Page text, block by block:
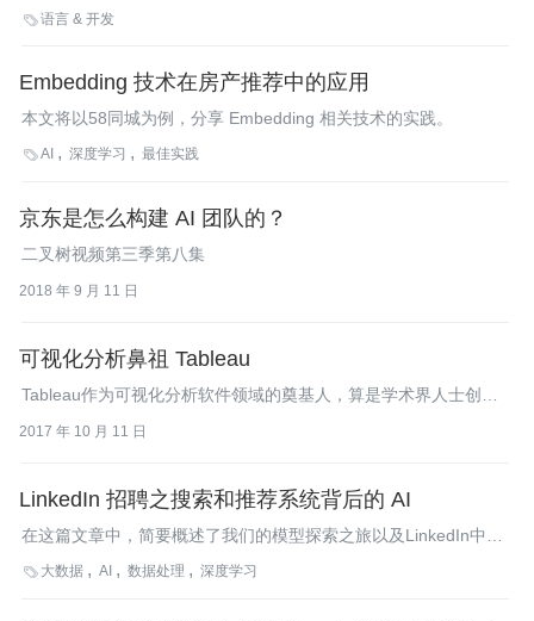
发，现在已经成为LinkedIn的分布式实时数据分析基础设施，支撑
语言 & 开发
Embedding 技术在房产推荐中的应用
本文将以58同城为例，分享 Embedding 相关技术的实践。
AI 深度学习 最佳实践
京东是怎么构建 AI 团队的？
二叉树视频第三季第八集
2018 年 9 月 11 日
可视化分析鼻祖 Tableau
Tableau作为可视化分析软件领域的奠基人，算是学术界人士创业
2017 年 10 月 11 日
LinkedIn 招聘之搜索和推荐系统背后的 AI
在这篇文章中，简要概述了我们的模型探索之旅以及LinkedIn中人
才搜索系统所使用的架构。
 大数据 AI 数据处理 深度学习